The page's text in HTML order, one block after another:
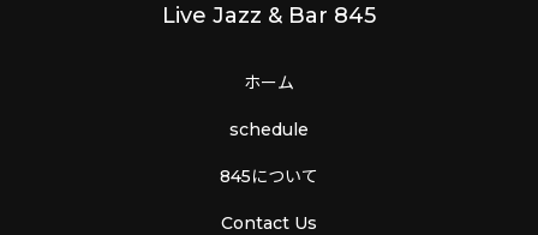
Live Jazz & Bar 845
ホーム
schedule
845について
Contact Us